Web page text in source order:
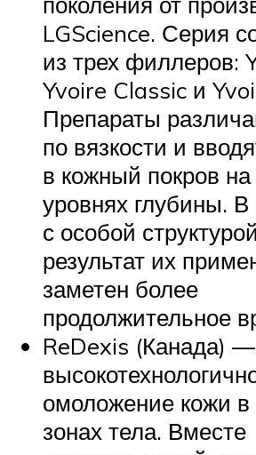
LGScience. Серия
из трех филлеров:
Yvoire Classic и
Препараты
по вязкости и
в кожный покров
уровнях глубины. В
с особой
результат их
заметен более
продолжительное
ReDexis (Канада) —
омоложение кожи в
зонах тела. Вместе